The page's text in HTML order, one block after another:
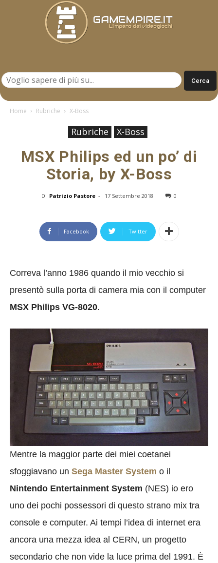
Home Rubriche X-Boss
Rubriche X-Boss
MSX Philips ed un po’ di
Storia, by X-Boss
Di Patrizio Pastore - 17 Settembre 2018 0
Facebook Twitter
Correva l’anno 1986 quando il mio vecchio si
presentò sulla porta di camera mia con il computer
MSX Philips VG-8020.
Mentre la maggior parte dei miei coetanei
sfoggiavano un Sega Master System o il
Nintendo Entertainment System (NES) io ero
uno dei pochi possessori di questo strano mix tra
console e computer. Ai tempi l’idea di internet era
ancora una mezza idea al CERN, un progetto
secondario che non vide la luce prima del 1991. È